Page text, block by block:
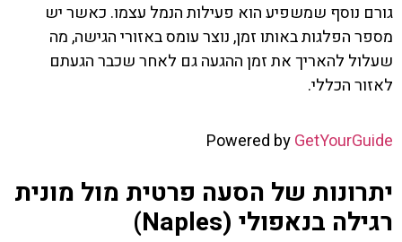
גורם נוסף שמשפיע הוא פעילות הנמל עצמו. כאשר יש
מספר הפלגות באותו זמן, נוצר עומס באזורי הגישה, מה
שעלול להאריך את זמן ההגעה גם לאחר שכבר הגעתם
לאזור הכללי.
Powered byGetYourGuide
יתרונות של הסעה פרטית מול מונית
רגילה בנאפולי (Naples)